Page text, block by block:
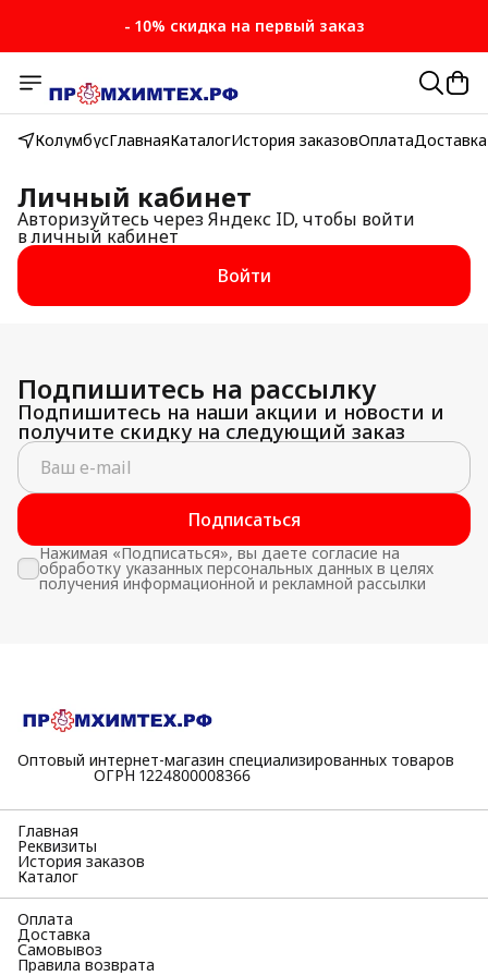
- 10% скидка на первый заказ
КолумбусГлавнаяКаталогИстория заказовОплатаДоставка
Личный кабинет
Авторизуйтесь через Яндекс ID, чтобы войти
в личный кабинет
Войти
Подпишитесь на рассылку
Подпишитесь на наши акции и новости и
получите скидку на следующий заказ
Подписаться
Нажимая «Подписаться», вы даете согласие на
обработку указанных персональных данных в целях
получения информационной и рекламной рассылки
Оптовый интернет-магазин специализированных товаров
⠀⠀⠀⠀⠀⠀⠀ОГРН 1224800008366
Главная
Реквизиты
История заказов
Каталог
Оплата
Доставка
Самовывоз
Правила возврата